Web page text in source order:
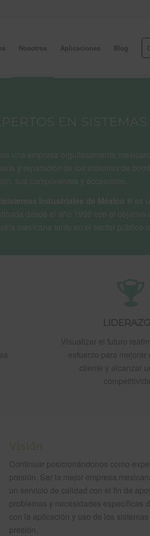
Nosotros Aplicaciones Blog
Visualizar el futuro
esfuerzo para mejorar
cliente y alcanzar
Continuar posicionándonos como
presión. Ser la mejor empresa
un servicio de calidad con el fin de
problemas y necesidades específicas
con la aplicación y uso de los
presión.